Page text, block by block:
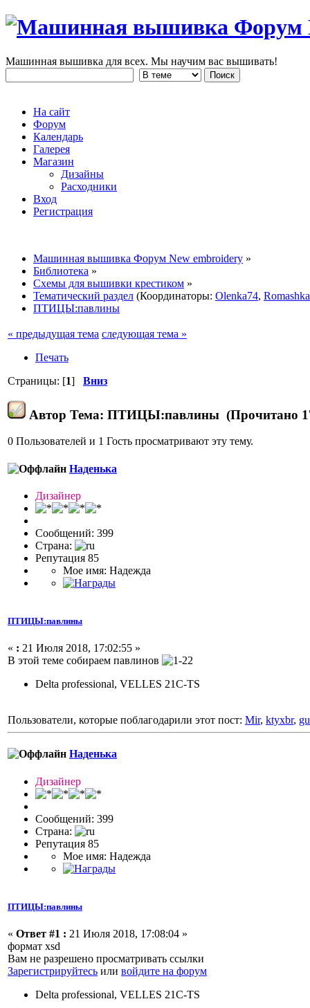
Машинная вышивка для всех. Мы научим вас вышивать!
На сайт
Форум
Календарь
Галерея
Магазин
Дизайны
Расходники
Вход
Регистрация
Машинная вышивка Форум New embroidery »
Библиотека »
Схемы для вышивки крестиком »
Тематический раздел (Координаторы: Olenka74, Romashka
ПТИЦЫ:павлины
« предыдущая тема следующая тема »
Печать
Страницы: [1] Вниз
Автор Тема: ПТИЦЫ:павлины (Прочитано
0 Пользователей и 1 Гость просматривают эту тему.
Наденька
Дизайнер
Сообщений: 399
Страна:
Репутация 85
Мое имя: Надежда
ПТИЦЫ:павлины
« : 21 Июля 2018, 17:02:55 »
В этой теме собираем павлинов
Delta professional, VELLES 21C-TS
Пользователи, которые поблагодарили этот пост: Mir, ktyxbr,
Наденька
Дизайнер
Сообщений: 399
Страна:
Репутация 85
Мое имя: Надежда
ПТИЦЫ:павлины
« Ответ #1 : 21 Июля 2018, 17:08:04 »
формат xsd
Вам не разрешено просматривать ссылки
Зарегистрируйтесь или войдите на форум
Delta professional, VELLES 21C-TS